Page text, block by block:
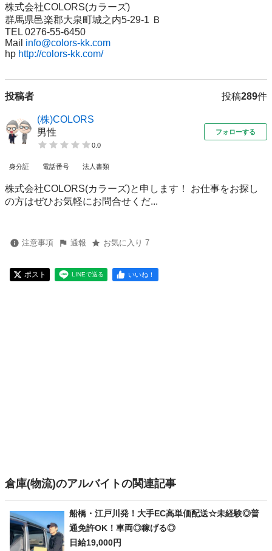
株式会社COLORS(カラーズ)
群馬県邑楽郡大泉町城之内5-29-1 Ｂ
TEL 0276-55-6450
Mail info@colors-kk.com
hp http://colors-kk.com/
投稿者 投稿289件
(株)COLORS
男性
0.0
フォローする
身分証 電話番号 法人書類
株式会社COLORS(カラーズ)と申します！ お仕事をお探し
の方はぜひお気軽にお問合せくだ...
注意事項 通報 お気に入り 7
ポスト LINEで送る いいね！
倉庫(物流)のアルバイトの関連記事
船橋・江戸川発！大手EC高単価配送☆未経験◎普
通免許OK！車両◎稼げる◎
日給19,000円